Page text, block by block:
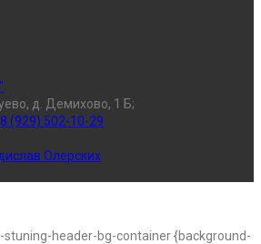
д. Демихово, 1 Б;
8 (929) 502-10-29
Олерских
header-bg-container {background-